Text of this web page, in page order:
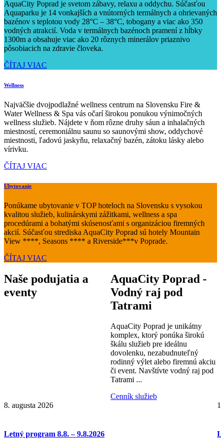
AquaCity Poprad je svetom zábavy, relaxu a oddychu. Súčasťou
Aquaparku je 14 vonkajších a vnútorných termálnych a ohrievaných
bazénov s teplotou vody 28°C – 38°C, tobogany a viac ako 350
vodných atrakcií. Voda v termálnych bazénoch pramení z hĺbky
1300m a obsahuje viac ako 20 rôznych minerálov priaznivo
pôsobiacich na zdravie človeka.
ČÍTAJ VIAC
Wellness
Najväčšie dvojpodlažné wellness centrum na Slovensku Fire &
Water Wellness & Spa vás očarí širokou ponukou výnimočných
wellness služieb. Nájdete v ňom rôzne druhy sáun a inhalačných
miestností, ceremoniálnu saunu so saunovými show, oddychové
miestnosti, ľadovú jaskyňu, relaxačný bazén, zátoku lásky alebo
vírivku.
ČÍTAJ VIAC
Ubytovanie
Ponúkame ubytovanie v TOP hoteloch na Slovensku s vysokou
kvalitou služieb, kulinárskymi zážitkami, wellness a spa
procedúrami a bohatými skúsenosťami s organizáciou firemných
akcií. Súčasťou strediska AquaCity Poprad sú hotely Mountain
View ****, Seasons **** a Riverside***v Poprade.
ČÍTAJ VIAC
AquaCity Poprad -
Vodný raj pod
Tatrami
AquaCity Poprad je unikátny
komplex, ktorý ponúka širokú
škálu služieb pre ideálnu
dovolenku, nezabudnuteľný
rodinný výlet alebo firemnú akciu
či event. Navštívte vodný raj pod
Tatrami ...
Cenník služieb
Naše podujatia a
eventy
8. augusta 2026
Letný program 8.8. – 9.8.2026